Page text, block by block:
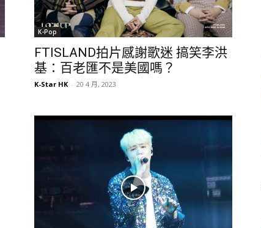
K-Pop
FTISLAND拍片感謝歌迷 搞笑李洪
基：百老匯不是美國嗎？
K-Star HK - 20 4 月, 2023